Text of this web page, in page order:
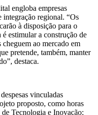
engloba empresas
integração regional. “Os
à disposição para o
estimular a construção de
ao mercado em
pretende, também, manter
destaca.
vinculadas
proposto, como horas
Tecnologia e Inovação;